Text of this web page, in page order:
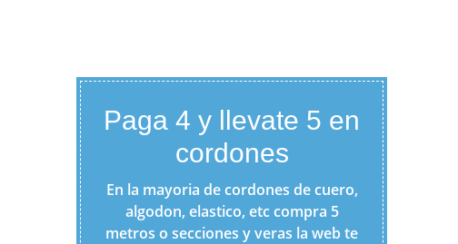
Paga 4 y llevate 5 en
cordones
En la mayoria de cordones de cuero,
algodon, elastico, etc compra 5
metros o secciones y veras la web te